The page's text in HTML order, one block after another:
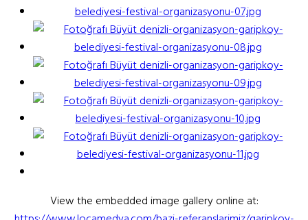
View the embedded image gallery online at: